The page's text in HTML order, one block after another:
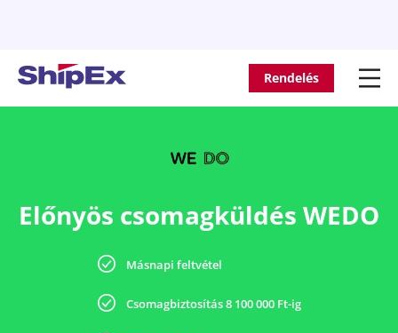
Rendelés
Előnyös csomagküldés WEDO
Másnapi feltvétel
Csomagbiztosítás 8 100 000 Ft-ig